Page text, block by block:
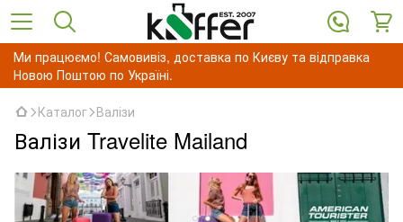
Ми працюємо! Самовивіз, доставка по Києву та відправка
Новою Поштою по Україні.
Каталог Валізи
Валізи Travelite Mailand